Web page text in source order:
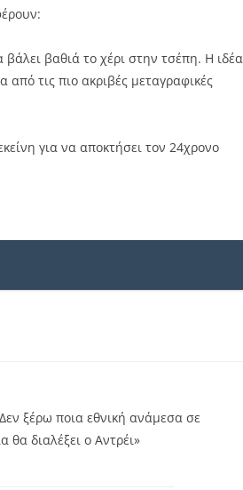
βαθιά το χέρι στην τσέπη. Η ιδέα
τις πιο ακριβές μεταγραφικές
για να αποκτήσει τον 24χρονο
ξέρω ποια εθνική ανάμεσα σε
θα διαλέξει ο Αντρέι»